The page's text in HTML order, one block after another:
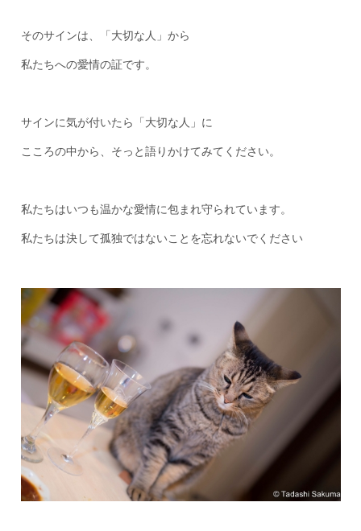
そのサインは、「大切な人」から
私たちへの愛情の証です。
サインに気が付いたら「大切な人」に
こころの中から、そっと語りかけてみてください。
私たちはいつも温かな愛情に包まれ守られています。
私たちは決して孤独ではないことを忘れないでください